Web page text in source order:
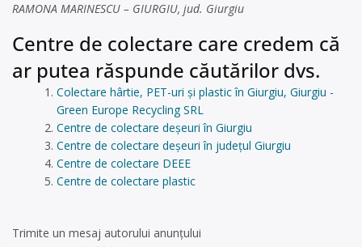
RAMONA MARINESCU – GIURGIU, jud. Giurgiu
Centre de colectare care credem că
ar putea răspunde căutărilor dvs.
Colectare hârtie, PET-uri și plastic în Giurgiu, Giurgiu -
Green Europe Recycling SRL
Centre de colectare deșeuri în Giurgiu
Centre de colectare deșeuri în județul Giurgiu
Centre de colectare DEEE
Centre de colectare plastic
Trimite un mesaj autorului anunţului